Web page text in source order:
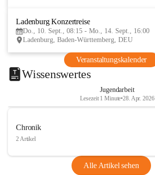
Ladenburg Konzertreise
Do., 10. Sept., 08:15 - Mo., 14. Sept., 16:00
Ladenburg, Baden-Württemberg, DEU
Veranstaltungskalender
Wissenswertes
Jugendarbeit
Lesezeit 1 Minute•28. Apr. 2026
Chronik
2 Artikel
Alle Artikel sehen